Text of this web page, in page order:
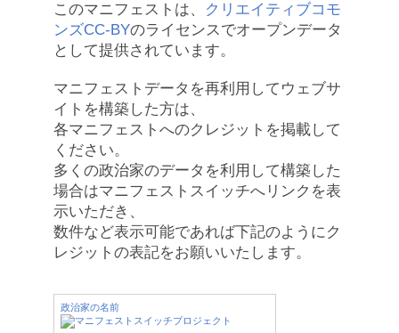
このマニフェストは、
クリエイティブコモ
ンズCC-BYのライセンスでオープンデータ
として提供されています。
マニフェストデータを再利用してウェブサ
イトを構築した方は、
各マニフェストへのクレジットを掲載して
ください。
多くの政治家のデータを利用して構築した
場合はマニフェストスイッチへリンクを表
示いただき、
数件など表示可能であれば下記のようにク
レジットの表記をお願いいたします。
政治家の名前